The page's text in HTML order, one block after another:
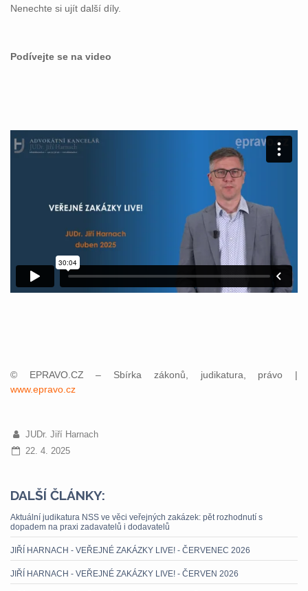
Nenechte si ujít další díly.
Podívejte se na video
© EPRAVO.CZ – Sbírka zákonů, judikatura, právo |
www.epravo.cz
JUDr. Jiří Harnach
22. 4. 2025
DALŠÍ ČLÁNKY:
Aktuální judikatura NSS ve věci veřejných zakázek: pět rozhodnutí s
dopadem na praxi zadavatelů i dodavatelů
JIŘÍ HARNACH - VEŘEJNÉ ZAKÁZKY LIVE! - ČERVENEC 2026
JIŘÍ HARNACH - VEŘEJNÉ ZAKÁZKY LIVE! - ČERVEN 2026